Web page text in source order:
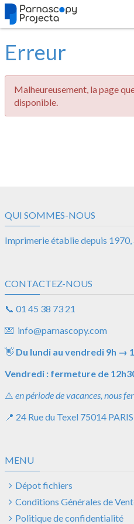
Erreur
Malheureusement, la page
disponible.
QUI SOMMES-NOUS
Imprimerie établie depuis 1970,
CONTACTEZ-NOUS
📞 01 45 38 73 21
💌 info@parnascopy.com
👋 Du lundi au vendredi 9h →
Vendredi : fermeture de
⚠️ en période de vacances, nous
📍 24 Rue du Texel 75014 PARIS
MENU
Dépot fichiers
Conditions Générales de
Politique de confidentialité